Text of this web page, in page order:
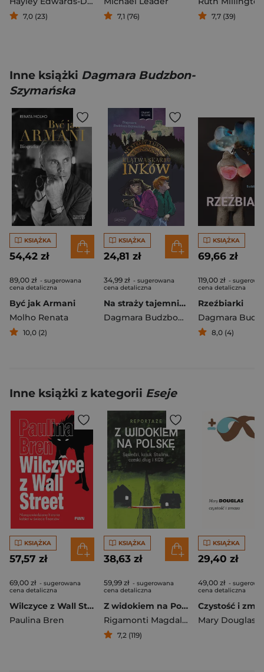
7,0 (23) 7,1 (76) 7,7 (39)
Inne książki Dagmara Budzbon-
Szymańska
KSIĄŻKA
54,42 zł
89,00 zł - sugerowana
cena detaliczna
Być jak Armani
Molho Renata
10,0 (2)
KSIĄŻKA
24,81 zł
34,99 zł - sugerowana
cena detaliczna
Na straży tajemnic. Klątwa skarbu Inków. Czytam, bo lubię
Dagmara Budzbon-Szymańska
KSIĄŻKA
69,66 zł
119,00 zł -
cena detaliczna
Rzeźbiarki
8,0 (4)
Inne książki z kategorii Eseje
KSIĄŻKA
57,57 zł
69,00 zł - sugerowana
cena detaliczna
Wilczyce z Wall Street. Nieopowiedziana historia kobiet w świecie finansów
Paulina Bren
KSIĄŻKA
38,63 zł
59,99 zł - sugerowana
cena detaliczna
Z widokiem na Polskę. Sąsiedzi, kciuk Stalina, czeski dług i KGB
Rigamonti Magdalena
,Monika Waluś
7,2 (119)
KSIĄŻKA
29,40 zł
49,00 zł -
cena detaliczna
Mary Douglas